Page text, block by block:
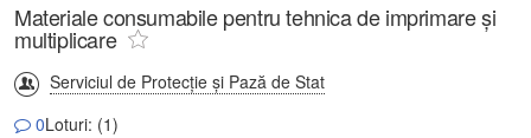
Materiale consumabile pentru tehnica de imprimare și
multiplicare
Serviciul de Protecție și Pază de Stat
0Loturi: (1)